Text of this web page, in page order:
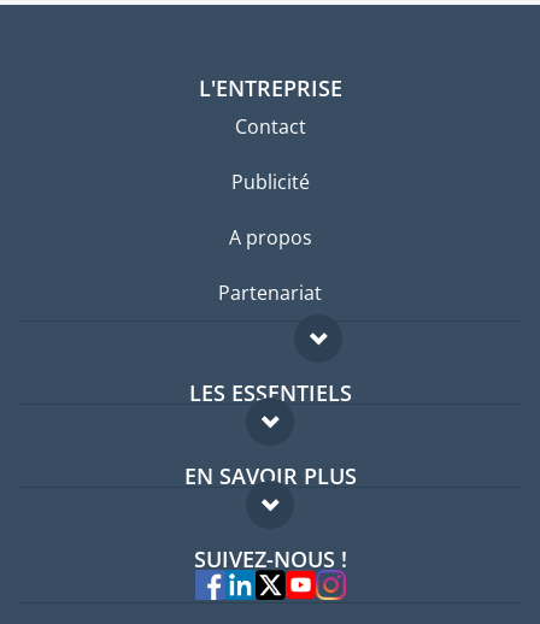
L'ENTREPRISE
Contact
Publicité
A propos
Partenariat
LES ESSENTIELS
Forum expatriés
Guides pays
EN SAVOIR PLUS
FAQ
Experts
SUIVEZ-NOUS !